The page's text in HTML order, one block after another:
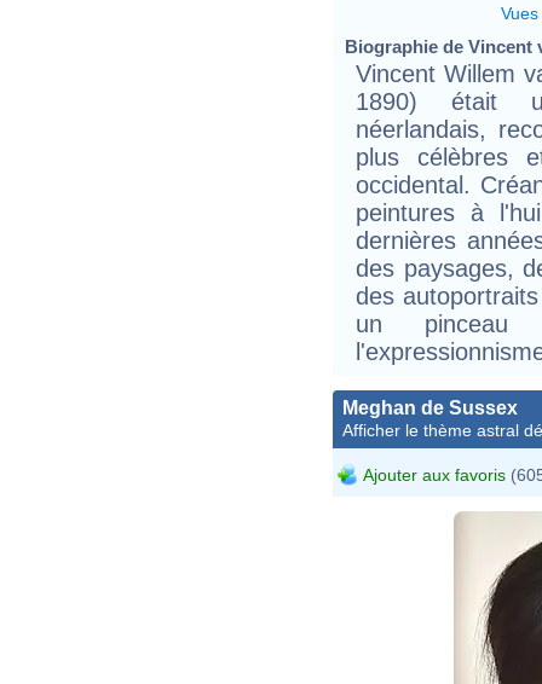
Vues
Biographie de Vincent
Vincent Willem
1890) était
néerlandais,
plus célèbres
occidental.
peintures à
dernières
des paysages,
des
un pinceau
Meghan de Sussex
Afficher le thème astral
Ajouter aux favoris